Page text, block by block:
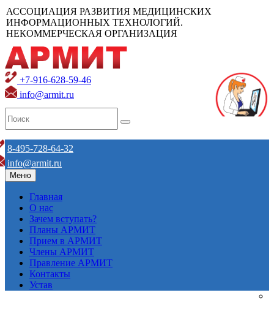
АССОЦИАЦИЯ РАЗВИТИЯ МЕДИЦИНСКИХ
ИНФОРМАЦИОННЫХ ТЕХНОЛОГИЙ.
НЕКОММЕРЧЕСКАЯ ОРГАНИЗАЦИЯ
+7-916-628-59-46
info@armit.ru
8-495-728-64-32
info@armit.ru
Меню
Главная
О нас
Зачем вступать?
Планы АРМИТ
Прием в АРМИТ
Члены АРМИТ
Правление АРМИТ
Контакты
Устав